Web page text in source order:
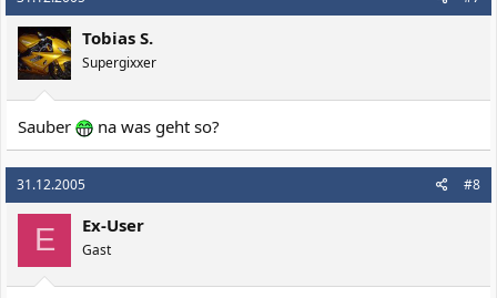
Tobias S.
Supergixxer
Sauber na was geht so?
31.12.2005 #8
E Ex-User
Gast